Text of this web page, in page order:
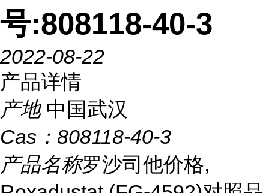
号:808118-40-3
2022-08-22
产品详情
产地 中国武汉
Cas： 808118-40-3
产品名称罗沙司他价格,